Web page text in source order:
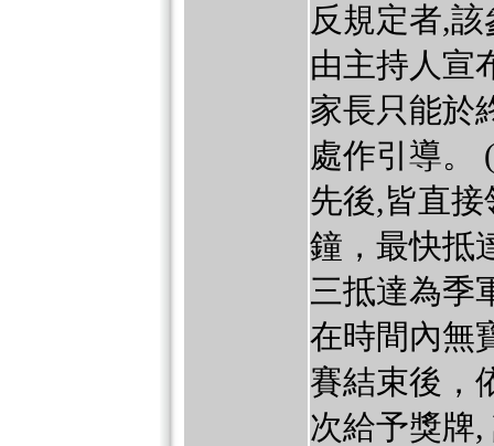
反規定者,
由主持人宣
家長只能於
處作引導。
先後,皆直
鐘，最快抵
三抵達為季
在時間內無
賽結束後，
次給予獎牌